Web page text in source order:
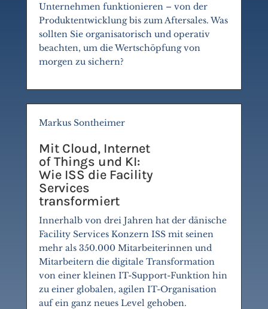
Unternehmen funktionieren – von der
Produktentwicklung bis zum Aftersales. Was
sollten Sie organisatorisch und operativ
beachten, um die Wertschöpfung von
morgen zu sichern?
Markus Sontheimer
Mit Cloud, Internet
of Things und KI:
Wie ISS die Facility
Services
transformiert
Innerhalb von drei Jahren hat der dänische
Facility Services Konzern ISS mit seinen
mehr als 350.000 Mitarbeiterinnen und
Mitarbeitern die digitale Transformation
von einer kleinen IT-Support-Funktion hin
zu einer globalen, agilen IT-Organisation
auf ein ganz neues Level gehoben.